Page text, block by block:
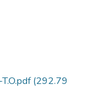
(292.79